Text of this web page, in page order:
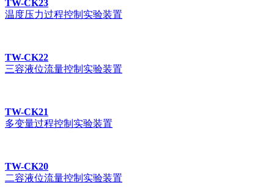
TW-CK23
温度压力过程控制实验装置
TW-CK22
三容液位流量控制实验装置
TW-CK21
多变量过程控制实验装置
TW-CK20
二容液位流量控制实验装置